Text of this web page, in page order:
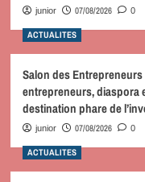
junior 07/08/2026 0
ACTUALITES
Salon des
entrepreneurs, diaspora
destination phare de
junior 07/08/2026 0
ACTUALITES